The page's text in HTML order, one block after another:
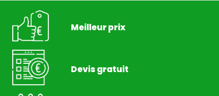
Meilleur prix
Devis gratuit